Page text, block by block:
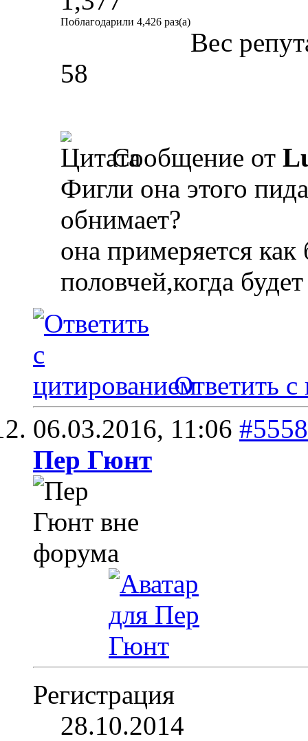
Поблагодарили 4,426 раз(а)
Вес
58
Сообщение от
Фигли она этого
обнимает?
она примеряется
половчей,когда
Ответить с
06.03.2016, 11:06 #5558
Пер Гюнт
Регистрация
28.10.2014